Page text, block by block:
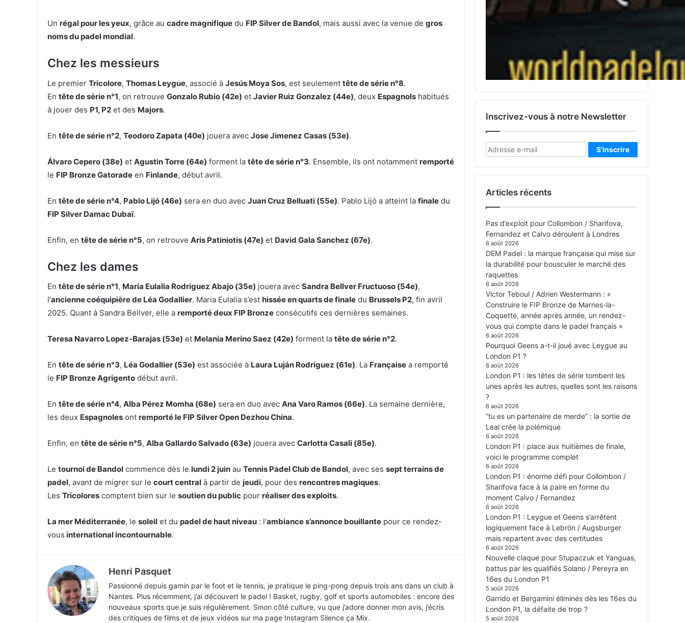
Un régal pour les yeux, grâce au cadre magnifique du FIP Silver de Bandol, mais aussi avec la venue de gros
noms du padel mondial.
Chez les messieurs
Le premier Tricolore, Thomas Leygue, associé à Jesús Moya Sos, est seulement tête de série n°8.
En tête de série n°1, on retrouve Gonzalo Rubio (42e) et Javier Ruiz Gonzalez (44e), deux Espagnols habitués
à jouer des P1, P2 et des Majors.
En tête de série n°2, Teodoro Zapata (40e) jouera avec Jose Jimenez Casas (53e).
Álvaro Cepero (38e) et Agustin Torre (64e) forment la tête de série n°3. Ensemble, ils ont notamment remporté
le FIP Bronze Gatorade en Finlande, début avril.
En tête de série n°4, Pablo Lijó (46e) sera en duo avec Juan Cruz Belluati (55e). Pablo Lijó a atteint la finale du
FIP Silver Damac Dubaï.
Enfin, en tête de série n°5, on retrouve Aris Patiniotis (47e) et David Gala Sanchez (67e).
Chez les dames
En tête de série n°1, Maria Eulalia Rodriguez Abajo (35e) jouera avec Sandra Bellver Fructuoso (54e),
l’ancienne coéquipière de Léa Godallier. Maria Eulalia s’est hissée en quarts de finale du Brussels P2, fin avril
2025. Quant à Sandra Bellver, elle a remporté deux FIP Bronze consécutifs ces dernières semaines.
Teresa Navarro Lopez-Barajas (53e) et Melania Merino Saez (42e) forment la tête de série n°2.
En tête de série n°3, Léa Godallier (53e) est associée à Laura Luján Rodríguez (61e). La Française a remporté
le FIP Bronze Agrigento début avril.
En tête de série n°4, Alba Pérez Momha (68e) sera en duo avec Ana Varo Ramos (66e). La semaine dernière,
les deux Espagnoles ont remporté le FIP Silver Open Dezhou China.
Enfin, en tête de série n°5, Alba Gallardo Salvado (63e) jouera avec Carlotta Casali (85e).
Le tournoi de Bandol commence dès le lundi 2 juin au Tennis Padel Club de Bandol, avec ses sept terrains de
padel, avant de migrer sur le court central à partir de jeudi, pour des rencontres magiques.
Les Tricolores comptent bien sur le soutien du public pour réaliser des exploits.
La mer Méditerranée, le soleil et du padel de haut niveau : l’ambiance s’annonce bouillante pour ce rendez-
vous international incontournable.
Henri Pasquet
Passionné depuis gamin par le foot et le tennis, je pratique le ping-pong depuis trois ans dans un club à
Nantes. Plus récemment, j’ai découvert le padel ! Basket, rugby, golf et sports automobiles : encore des
nouveaux sports que je suis régulièrement. Sinon côté culture, vu que j’adore donner mon avis, j’écris
des critiques de films et de jeux vidéos sur ma page Instagram Silence ça Mix.
Inscrivez-vous à notre Newsletter
Articles récents
Pas d’exploit pour Collombon / Sharifova,
Fernandez et Calvo déroulent à Londres
6 août 2026
DEM Padel : la marque française qui mise sur
la durabilité pour bousculer le marché des
raquettes
6 août 2026
Victor Teboul / Adrien Westermann : «
Construire le FIP Bronze de Marnes-la-
Coquette, année après année, un rendez-
vous qui compte dans le padel français »
6 août 2026
Pourquoi Geens a-t-il joué avec Leygue au
London P1 ?
6 août 2026
London P1 : les têtes de série tombent les
unes après les autres, quelles sont les raisons
?
6 août 2026
“tu es un partenaire de merde” : la sortie de
Leal crée la polémique
6 août 2026
London P1 : place aux huitièmes de finale,
voici le programme complet
6 août 2026
London P1 : énorme défi pour Collombon /
Sharifova face à la paire en forme du
moment Calvo / Fernandez
6 août 2026
London P1 : Leygue et Geens s’arrêtent
logiquement face à Lebrón / Augsburger
mais repartent avec des certitudes
6 août 2026
Nouvelle claque pour Stupaczuk et Yanguas,
battus par les qualifiés Solano / Pereyra en
16es du London P1
5 août 2026
Garrido et Bergamini éliminés dès les 16es du
London P1, la défaite de trop ?
5 août 2026